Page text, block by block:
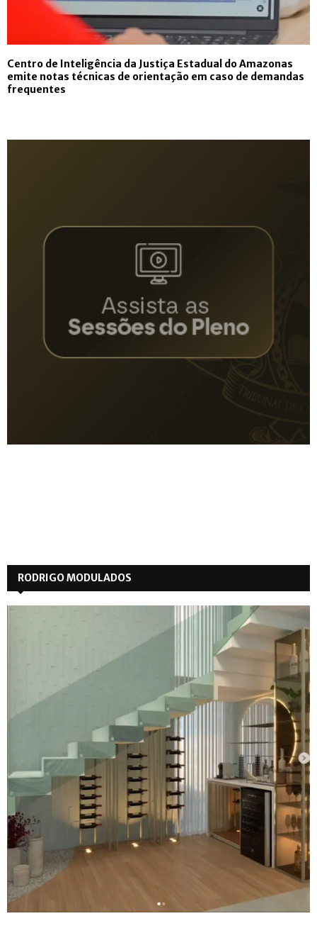
Centro de Inteligência da Justiça Estadual do Amazonas
emite notas técnicas de orientação em caso de demandas
frequentes
RODRIGO MODULADOS